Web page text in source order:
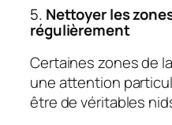
5. Nettoyer les
régulièrement
Certaines zones de
une attention
être de véritables